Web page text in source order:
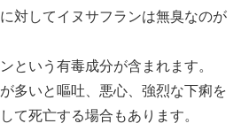
対してイヌサフランは無臭なのが
という有毒成分が含まれます。
多いと嘔吐、悪心、強烈な下痢を
て死亡する場合もあります。